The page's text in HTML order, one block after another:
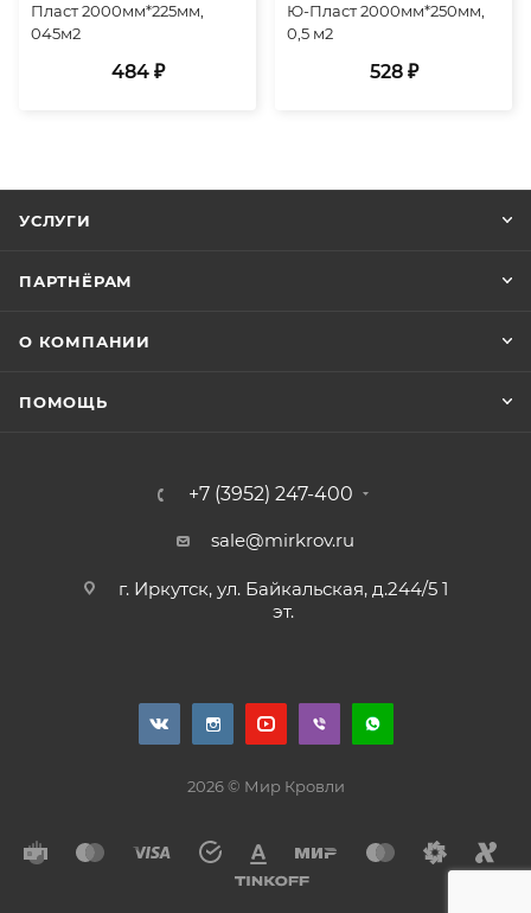
Пласт 2000мм*225мм,
045м2
484 ₽
Ю-Пласт 2000мм*250мм,
0,5 м2
528 ₽
УСЛУГИ
ПАРТНЁРАМ
О КОМПАНИИ
ПОМОЩЬ
+7 (3952) 247-400
sale@mirkrov.ru
г. Иркутск, ул. Байкальская, д.244/5 1
эт.
2026 © Мир Кровли